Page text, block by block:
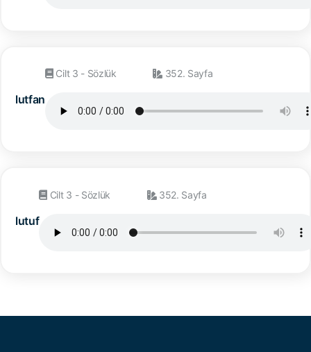
lutfan
Cilt 3 - Sözlük 352. Sayfa
lutuf
Cilt 3 - Sözlük 352. Sayfa